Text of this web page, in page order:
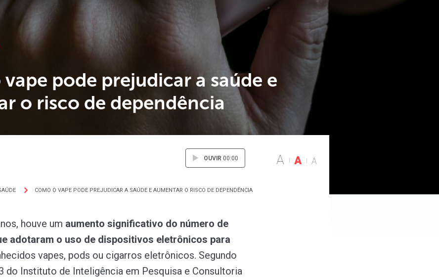
pode prejudicar a saúde e
o risco de dependência
COMO O VAPE PODE PREJUDICAR A SAÚDE E AUMENTAR O RISCO DE DEPENDÊNCIA
OUVIR 00:00 A A A
houve um aumento significativo do número de
adotaram o uso de dispositivos eletrônicos para
vapes, pods ou cigarros eletrônicos. Segundo
do Instituto de Inteligência em Pesquisa e Consultoria